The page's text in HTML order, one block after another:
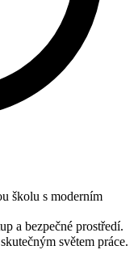
školu s moderním
a bezpečné prostředí.
světem práce.